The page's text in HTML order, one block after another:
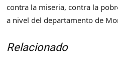
contra la miseria, contra la
a nivel del departamento de
Relacionado